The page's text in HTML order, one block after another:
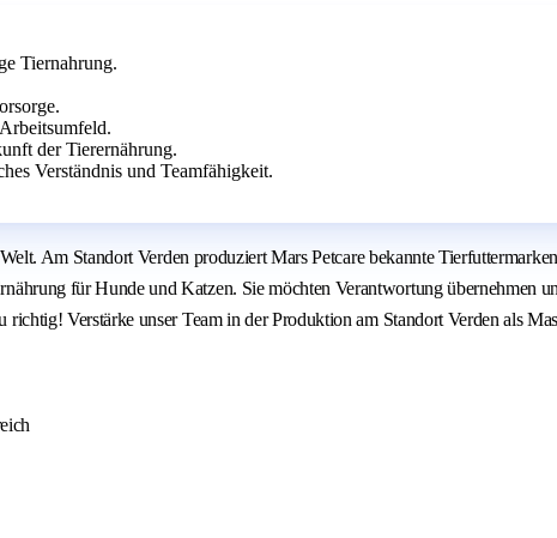
Tiernahrung.
der Tierernährung.
Verständnis und Teamfähigkeit.
Am Standort Verden produziert Mars Petcare bekannte
für Hunde und Katzen. Sie möchten Verantwortung übernehmen
Verstärke unser Team in der Produktion am Standort Verden als